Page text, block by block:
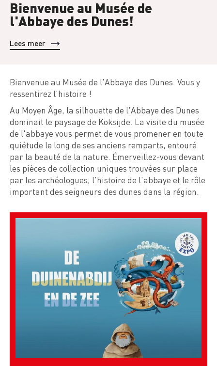
Bienvenue au Musée de
l'Abbaye des Dunes!
Lees meer
Bienvenue au Musée de l'Abbaye des Dunes. Vous y
ressentirez l'histoire !
Au Moyen Âge, la silhouette de l'Abbaye des Dunes
dominait le paysage de Koksijde. La visite du musée
de l'abbaye vous permet de vous promener en toute
quiétude le long de ses anciens remparts, entouré
par la beauté de la nature. Émerveillez-vous devant
les pièces de collection uniques trouvées sur place
par les archéologues, l'histoire de l'abbaye et le rôle
important des seigneurs des dunes dans la région.